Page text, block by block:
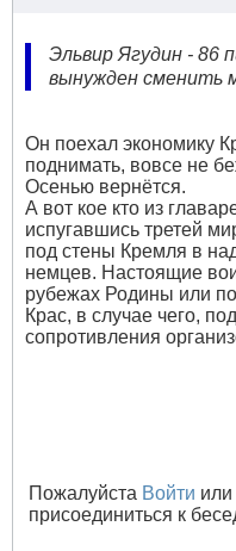
Эльвир Ягудин - 86
вынужден сменить
Он поехал экономику
поднимать, вовсе не
Осенью вернётся.
А вот кое кто из
испугавшись третей
под стены Кремля в
немцев. Настоящие
рубежах Родины или
Крас, в случае чего,
сопротивления
Пожалуйста Войти или
присоединиться к